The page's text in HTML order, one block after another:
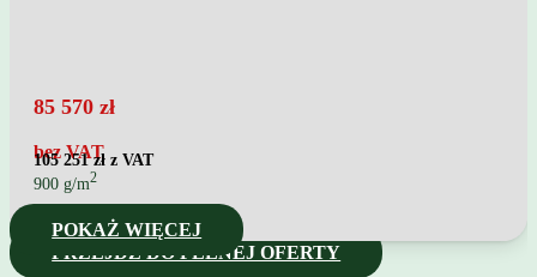
85 570 zł
bez VAT
105 251zł z VAT
900 g/m2
POKAŻ WIĘCEJ
PRZEJDŹ DO PEŁNEJ OFERTY